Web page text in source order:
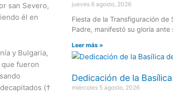
san Severo,
él en
y Bulgaria,
fueron
(†
jueves 6 agosto, 2026
Fiesta de la Transfiguración de
Padre, manifestó su gloria
Leer más »
Dedicación de la
miércoles 5 agosto, 2026